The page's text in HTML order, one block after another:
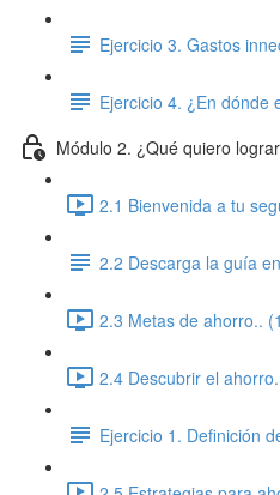
Ejercicio 3. Gastos
Ejercicio 4. ¿En dónde
Módulo 2. ¿Qué quiero
2.1 Bienvenida a tu
2.2 Descarga la guía
2.3 Metas de ahorro..
2.4 Descubrir el
Ejercicio 1. Definición